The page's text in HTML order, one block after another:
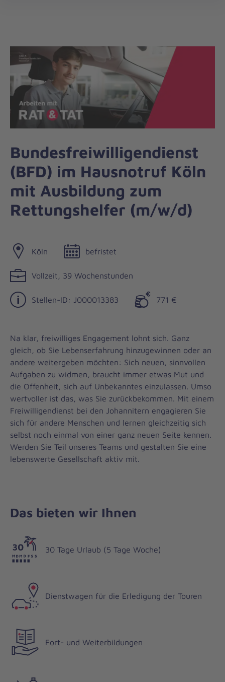
Liebe
zum
Leben
Bundesfreiwilligendienst
(BFD) im Hausnotruf Köln
mit Ausbildung zum
Rettungshelfer (m/w/d)
Köln befristet
Vollzeit, 39 Wochenstunden
Stellen-ID: J000013383 771 €
Na klar, freiwilliges Engagement lohnt sich. Ganz
gleich, ob Sie Lebenserfahrung hinzugewinnen oder an
andere weitergeben möchten: Sich neuen, sinnvollen
Aufgaben zu widmen, braucht immer etwas Mut und
die Offenheit, sich auf Unbekanntes einzulassen. Umso
wertvoller ist das, was Sie zurückbekommen. Mit einem
Freiwilligendienst bei den Johannitern engagieren Sie
sich für andere Menschen und lernen gleichzeitig sich
selbst noch einmal von einer ganz neuen Seite kennen.
Werden Sie Teil unseres Teams und gestalten Sie eine
lebenswerte Gesellschaft aktiv mit.
Das bieten wir Ihnen
30 Tage Urlaub (5 Tage Woche)
Dienstwagen für die Erledigung der Touren
Fort- und Weiterbildungen